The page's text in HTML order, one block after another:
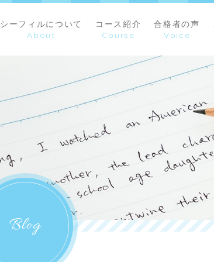
シーフィルについて コース紹介 合格者の声
Blog